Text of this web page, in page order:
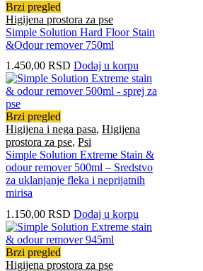
Brzi pregled
Higijena prostora za pse
Simple Solution Hard Floor Stain
&Odour remover 750ml
1.450,00 RSD Dodaj u korpu
Brzi pregled
Higijena i nega pasa, Higijena
prostora za pse, Psi
Simple Solution Extreme Stain &
odour remover 500ml – Sredstvo
za uklanjanje fleka i neprijatnih
mirisa
1.150,00 RSD Dodaj u korpu
Brzi pregled
Higijena prostora za pse